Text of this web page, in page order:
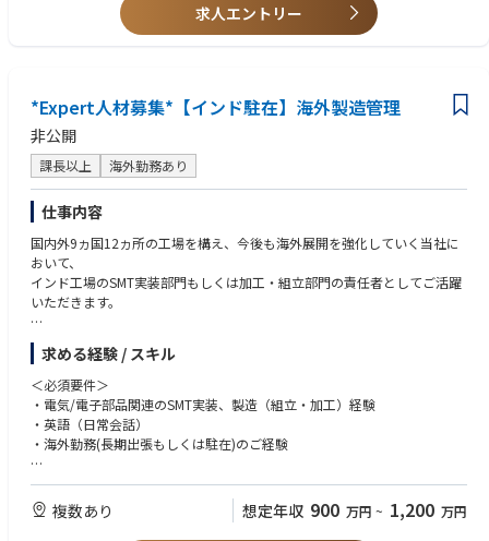
求人エントリー
*Expert人材募集*【インド駐在】海外製造管理
非公開
課長以上 海外勤務あり
仕事内容
国内外9ヵ国12ヵ所の工場を構え、今後も海外展開を強化していく当社に
おいて、
インド⼯場のSMT実装部⾨もしくは加⼯・組⽴部⾨の責任者としてご活躍
いただきます。
【主な業務内容】
●SMT実装部門あるいは組立・加工部門の製造全般管理
●工場全体の生産性向上／業務効率化への取り組み／品質向上に向けた改
善活動への取り組み
●ローカルスタッフの採用・育成／マネジメント
●⼯場⻑と共に⼯場全体の運営、補佐
●取引先対応
【インド工場について】
インド国内において、EMS事業の合弁会社を設立しております。
求める経験 / スキル
＜必須要件＞
・電気/電子部品関連のSMT実装、製造（組立・加工）経験
・英語（日常会話）
・海外勤務(長期出張もしくは駐在)のご経験
＜歓迎要件＞
・工場長などのマネジメント経験
・インドへの駐在経験
複数あり 想定年収 900 万円 ~ 1,200 万円